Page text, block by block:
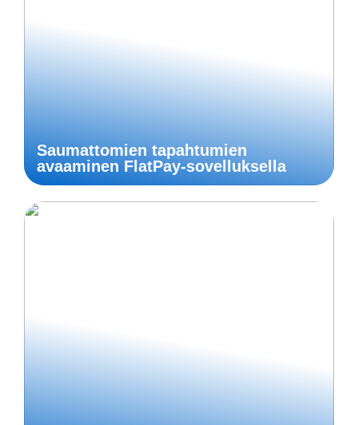
Saumattomien tapahtumien
avaaminen FlatPay-sovelluksella